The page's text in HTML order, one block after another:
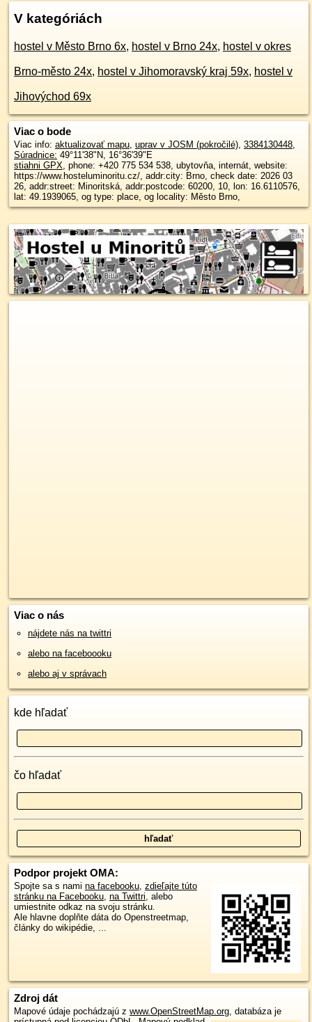
V kategóriách
hostel v Město Brno 6x, hostel v Brno 24x, hostel v okres
Brno-město 24x, hostel v Jihomoravský kraj 59x, hostel v
Jihovýchod 69x
Viac o bode
Viac info: aktualizovať mapu, uprav v JOSM (pokročilé), 3384130448,
Súradnice: 49°11'38"N, 16°36'39"E
stiahni GPX, phone: +420 775 534 538, ubytovňa, internát, website:
https://www.hosteluminoritu.cz/, addr:city: Brno, check date: 2026 03
26, addr:street: Minoritská, addr:postcode: 60200, 10, lon: 16.6110576,
lat: 49.1939065, og type: place, og locality: Město Brno,
Viac o nás
nájdete nás na twittri
alebo na faceboooku
alebo aj v správach
kde hľadať
čo hľadať
Podpor projekt OMA:
Spojte sa s nami na facebooku, zdieľajte túto
stránku na Facebooku, na Twittri, alebo
umiestnite odkaz na svoju stránku.
Ale hlavne doplňte dáta do Openstreetmap,
články do wikipédie, ...
Zdroj dát
Mapové údaje pochádzajú z www.OpenStreetMap.org, databáza je